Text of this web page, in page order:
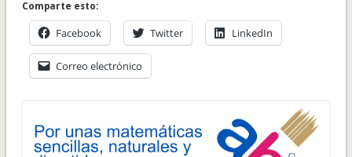
Comparte esto:
Facebook Twitter LinkedIn
Correo electrónico